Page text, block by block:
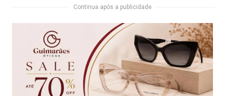
Continua após a publicidade